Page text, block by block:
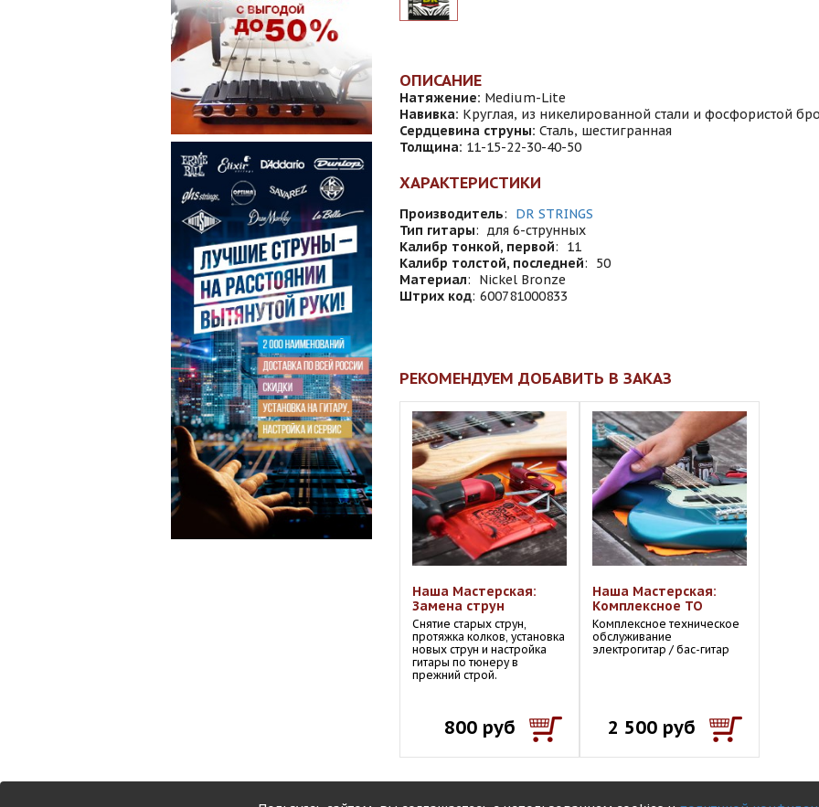
ОПИСАНИЕ
Натяжение: Medium-Lite
Навивка: Круглая, из никелированной стали и фосфористой
Сердцевина струны: Сталь, шестигранная
Толщина: 11-15-22-30-40-50
ХАРАКТЕРИСТИКИ
Производитель:
DR STRINGS
Тип гитары: для 6-струнных
Калибр тонкой, первой:
11
Калибр толстой, последней:
50
Материал:
Nickel Bronze
Штрих код: 600781000833
РЕКОМЕНДУЕМ ДОБАВИТЬ В ЗАКАЗ
Наша Мастерская:
Замена струн
Снятие старых струн,
протяжка колков, установка
новых струн и настройка
гитары по тюнеру в
прежний строй.
800 руб
Наша Мастерская:
Комплексное ТО
Комплексное техническое
обслуживание
электрогитар / бас-гитар
2 500 руб